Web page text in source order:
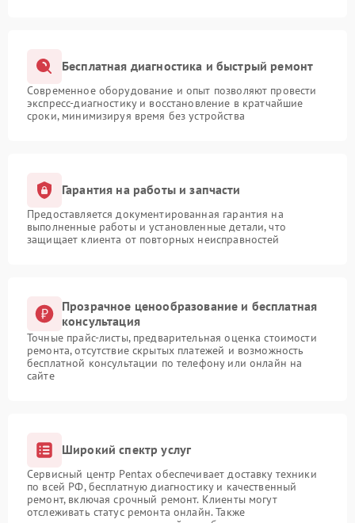
Бесплатная диагностика и быстрый ремонт
Современное оборудование и опыт позволяют провести
экспресс-диагностику и восстановление в кратчайшие
сроки, минимизируя время без устройства
Гарантия на работы и запчасти
Предоставляется документированная гарантия на
выполненные работы и установленные детали, что
защищает клиента от повторных неисправностей
Прозрачное ценообразование и бесплатная
консультация
Точные прайс-листы, предварительная оценка стоимости
ремонта, отсутствие скрытых платежей и возможность
бесплатной консультации по телефону или онлайн на
сайте
Широкий спектр услуг
Сервисный центр Pentax обеспечивает доставку техники
по всей РФ, бесплатную диагностику и качественный
ремонт, включая срочный ремонт. Клиенты могут
отслеживать статус ремонта онлайн. Также